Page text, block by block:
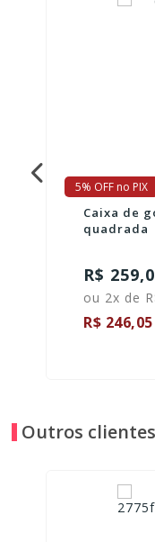
5% OFF no PIX
Caixa de
quadrada
R$
ou 2x de
R$ 246,05
Outros